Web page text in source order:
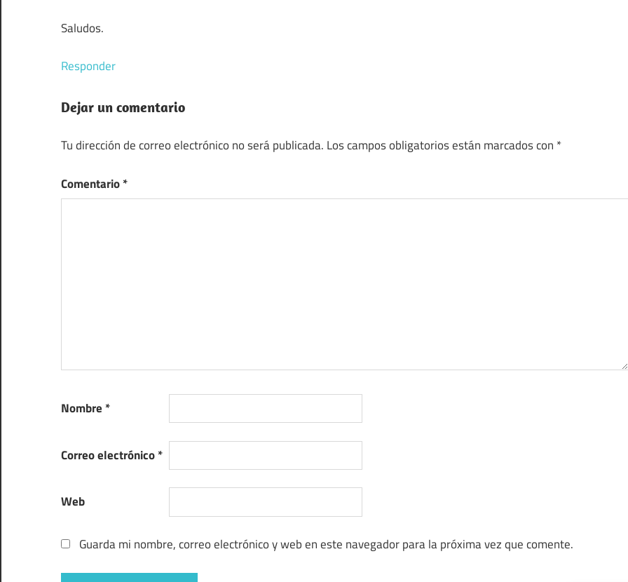
Saludos.
Responder
Dejar un comentario
Tu dirección de correo electrónico no será publicada. Los campos obligatorios están marcados con *
Comentario*
Nombre *
Correo electrónico*
Web
Guarda mi nombre, correo electrónico y web en este navegador para la próxima vez que comente.